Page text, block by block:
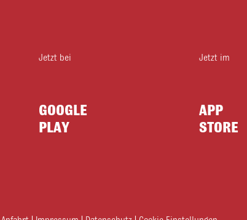
Jetzt bei
GOOGLE
PLAY
Jetzt im
APP
STORE